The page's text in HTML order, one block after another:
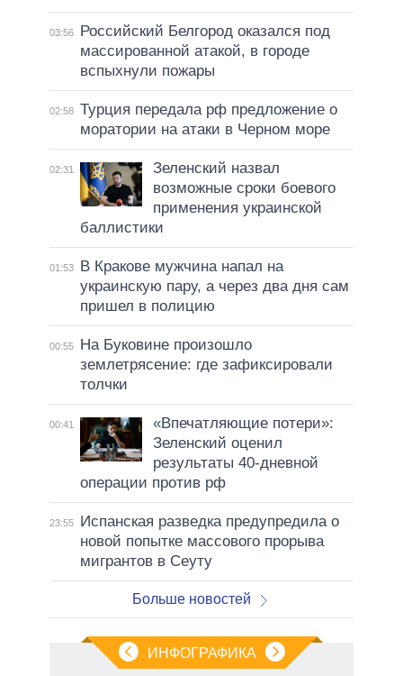
03:56
Российский Белгород оказался под
массированной атакой, в городе
вспыхнули пожары
02:58 Турция передала рф предложение о
моратории на атаки в Черном море
02:31
Зеленский назвал
возможные сроки боевого
применения украинской
баллистики
01:53
В Кракове мужчина напал на
украинскую пару, а через два дня сам
пришел в полицию
00:55
На Буковине произошло
землетрясение: где зафиксировали
толчки
00:41
«Впечатляющие потери»:
Зеленский оценил
результаты 40-дневной
операции против рф
23:55
Испанская разведка предупредила о
новой попытке массового прорыва
мигрантов в Сеуту
Больше новостей
ИНФОГРАФИКА